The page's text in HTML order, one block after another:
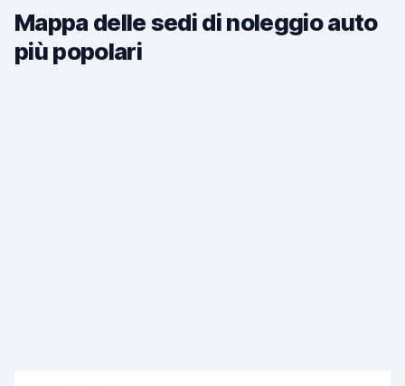
Mappa delle sedi di noleggio auto
più popolari